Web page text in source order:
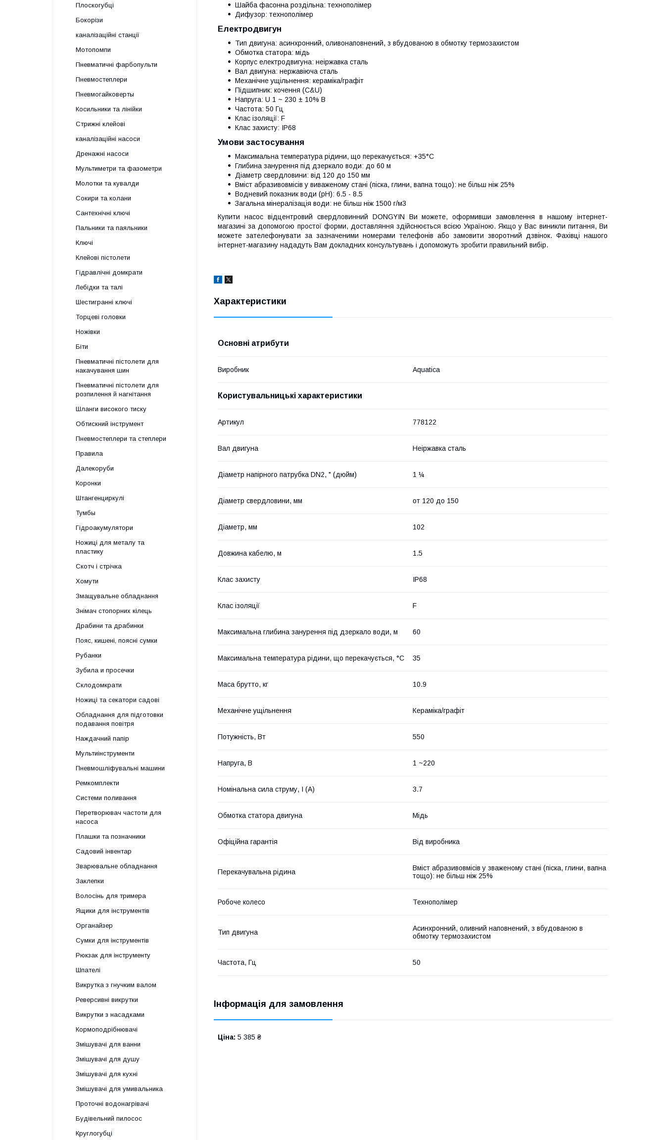
Шайба фасонна роздільна: технополімер
Дифузор: технополімер
Електродвигун
Тип двигуна: асинхронний, оливонаповнений, з вбудованою в обмотку термозахистом
Обмотка статора: мідь
Корпус електродвигуна: неіржавка сталь
Вал двигуна: нержавіюча сталь
Механічне ущільнення: кераміка/графіт
Підшипник: кочення (C&U)
Напруга: U 1 ~ 230 ± 10% В
Частота: 50 Гц
Клас ізоляції: F
Клас захисту: IP68
Умови застосування
Максимальна температура рідини, що перекачується: +35°C
Глибина занурення під дзеркало води: до 60 м
Діаметр свердловини: від 120 до 150 мм
Вміст абразивовмісів у виваженому стані (піска, глини, вапна тощо): не більш ніж 25%
Водневий показник води (pH): 6.5 - 8.5
Загальна мінералізація води: не більш ніж 1500 г/м3
Купити насос відцентровий свердловинний DONGYIN Ви можете, оформивши замовлення в нашому інтернет-
магазині за допомогою простої форми, доставляння здійснюється всією Україною. Якщо у Вас виникли питання, Ви
можете зателефонувати за зазначеними номерами телефонів або замовити зворотний дзвінок. Фахівці нашого
інтернет-магазину нададуть Вам докладних консультувань і допоможуть зробити правильний вибір.
Характеристики
Основні атрибути
Виробник Aquatica
Користувальницькі характеристики
Артикул 778122
Вал двигуна Неіржавка сталь
Діаметр напірного патрубка DN2, " (дюйм) 1 ¼
Діаметр свердловини, мм от 120 до 150
Діаметр, мм 102
Довжина кабелю, м 1.5
Клас захисту IP68
Клас ізоляції F
Максимальна глибина занурення під дзеркало води, м 60
Максимальна температура рідини, що перекачується, °C 35
Маса брутто, кг 10.9
Механічне ущільнення Кераміка/графіт
Потужність, Вт 550
Напруга, В 1 ~220
Номінальна сила струму, I (А) 3.7
Обмотка статора двигуна Мідь
Офіційна гарантія Від виробника
Перекачувальна рідина
Вміст абразивовмісів у зваженому стані (піска, глини, вапна
тощо): не більш ніж 25%
Робоче колесо Технополімер
Тип двигуна
Асинхронний, оливний наповнений, з вбудованою в
обмотку термозахистом
Частота, Гц 50
Інформація для замовлення
Ціна: 5 385 ₴
Плоскогубці
Бокорізи
каналізаційні станції
Мотопомпи
Пневматичні фарбопульти
Пневмостеплери
Пневмогайковерты
Косильники та лінійки
Стрижні клейові
каналізаційні насоси
Дренажні насоси
Мультиметри та фазометри
Молотки та кувалди
Сокири та колани
Сантехнічні ключі
Пальники та паяльники
Ключі
Клейові пістолети
Гідравлічні домкрати
Лебідки та талі
Шестигранні ключі
Торцеві головки
Ножівки
Біти
Пневматичні пістолети для
накачування шин
Пневматичні пістолети для
розпилення й нагнітання
Шланги високого тиску
Обтискний інструмент
Пневмостеплери та степлери
Правила
Далекоруби
Коронки
Штангенциркулі
Тумбы
Гідроакумулятори
Ножиці для металу та
пластику
Скотч і стрічка
Хомути
Змащувальне обладнання
Знімач стопорних кілець
Драбини та драбинки
Пояс, кишені, поясні сумки
Рубанки
Зубила и просечки
Склодомкрати
Ножиці та секатори садові
Обладнання для підготовки
подавання повітря
Наждачний папір
Мультиінструменти
Пневмошліфувальні машини
Ремкомплекти
Системи поливання
Перетворювач частоти для
насоса
Плашки та позначники
Садовий інвентар
Зварювальне обладнання
Заклепки
Волосінь для тримера
Ящики для інструментів
Органайзер
Сумки для інструментів
Рюкзак для інструменту
Шпателі
Викрутка з гнучким валом
Реверсивні викрутки
Викрутки з насадками
Кормоподрібнювачі
Змішувачі для ванни
Змішувачі для душу
Змішувачі для кухні
Змішувачі для умивальника
Проточні водонагрівачі
Будівельний пилосос
Круглогубці